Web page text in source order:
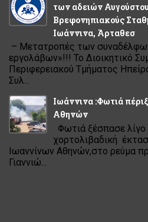
των αδειών
Βρεφονηπιακούς
Ιωάννινα, Άρταθεσ
– Μετατροπές των
εργολάβων»!!! Το Διοικητικό
Περιφερειακού Τμήματος
Συλ...
Ιωάννινα :Φωτιά
Αθηνών
Φωτιά ξέσπασε
χορτολιβαδική
Ιωαννίνων Αθηνών,στο ρεύμα
Γιαννιώ...